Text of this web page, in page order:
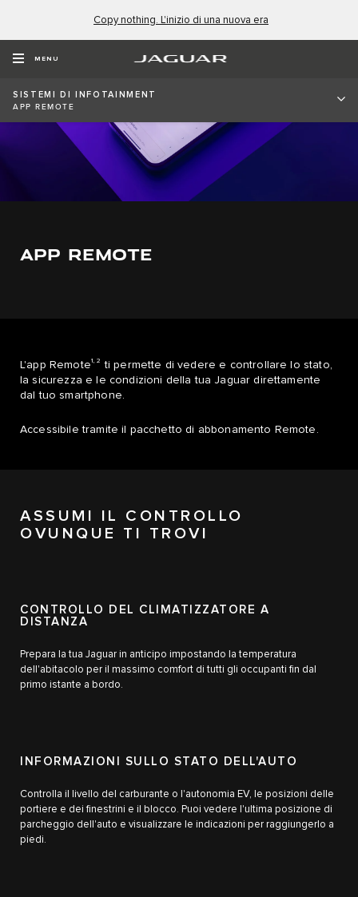
Copy nothing. L'inizio di una nuova era
MENU
​​​SISTEMI DI INFOTAINMENT
APP REMOTE
APP REMOTE
L'app Remote1, 2 ti permette di vedere e controllare lo stato,
la sicurezza e le condizioni della tua Jaguar direttamente
dal tuo smartphone.
Accessibile tramite il pacchetto di abbonamento Remote.
ASSUMI IL CONTROLLO
OVUNQUE TI TROVI
CONTROLLO DEL CLIMATIZZATORE A
DISTANZA
Prepara la tua Jaguar in anticipo impostando la temperatura
dell'abitacolo per il massimo comfort di tutti gli occupanti fin dal
primo istante a bordo.
INFORMAZIONI SULLO STATO DELL'AUTO
Controlla il livello del carburante o l'autonomia EV, le posizioni delle
portiere e dei finestrini e il blocco. Puoi vedere l'ultima posizione di
parcheggio dell'auto e visualizzare le indicazioni per raggiungerlo a
piedi.